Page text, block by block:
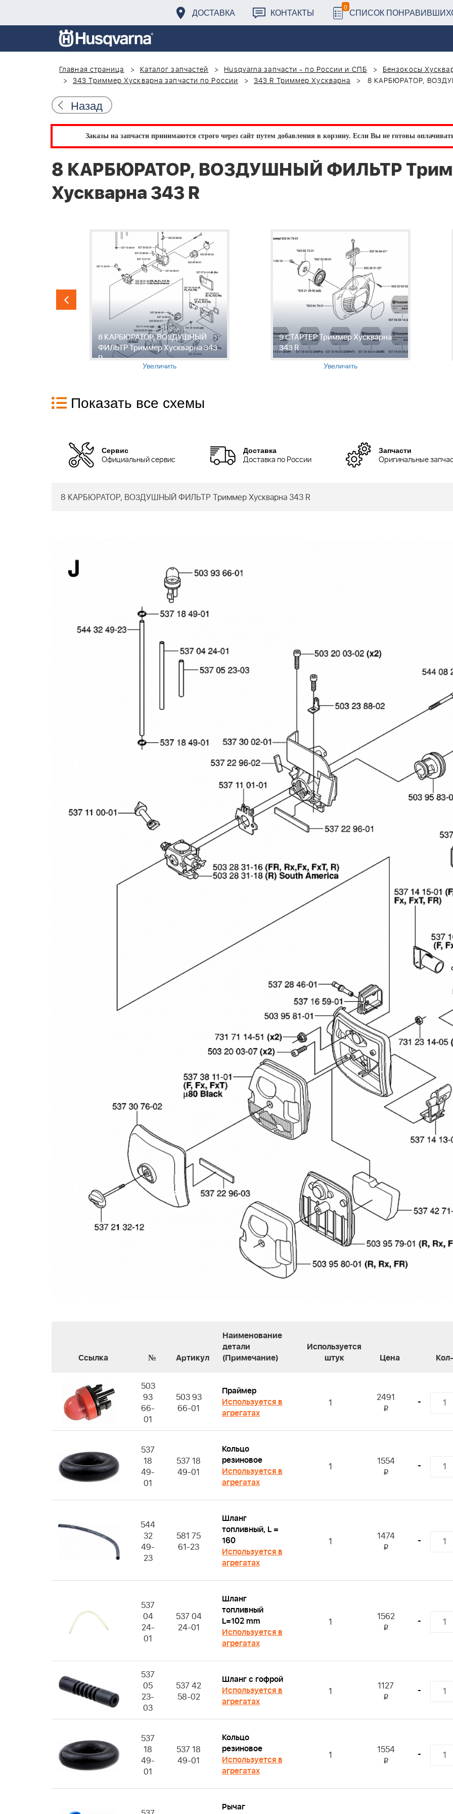
ДОСТАВКА КОНТАКТЫ 0 СПИСОК
Главная страница Каталог запчастей Husqvarna запчасти - по России и СПБ
Бензокосы
343 Триммер Хускварна запчасти по России
343 R Триммер Хускварна 8 КАРБЮРАТОР,
Назад
Заказы на запчасти принимаются строго через сайт путем добавления в корзину. Если Вы не готовы
8 КАРБЮРАТОР, ВОЗДУШНЫЙ ФИЛЬТР
Хускварна 343 R
8 КАРБЮРАТОР, ВОЗДУШНЫЙ
ФИЛЬТР Триммер Хускварна 343
R
Увеличить
9 СТАРТЕР Триммер Хускварна
343 R
Увеличить
Показать все схемы
Сервис
Официальный сервис
Доставка
Доставка по России
Запчасти
Оригинальные
8 КАРБЮРАТОР, ВОЗДУШНЫЙ ФИЛЬТР Триммер Хускварна 343 R
Ссылка № Артикул
Наименование
детали
(Примечание)
Используется
штук
Цена
503
93
66-
01
503 93
66-01
Праймер
Используется в
агрегатах
1 2491
i
-
537
18
49-
01
537 18
49-01
Кольцо
резиновое
Используется в
агрегатах
1 1554
i
-
544
32
49-
23
581 75
61-23
Шланг
топливный, L =
160
Используется в
агрегатах
1 1474
i
-
537
04
24-
01
537 04
24-01
Шланг
топливный
L=102 mm
Используется в
агрегатах
1 1562
i
-
537
05
23-
03
537 42
58-02
Шланг с гофрой
Используется в
агрегатах
1 1127
i
-
537
18
49-
01
537 18
49-01
Кольцо
резиновое
Используется в
агрегатах
1 1554
i
-
Рычаг